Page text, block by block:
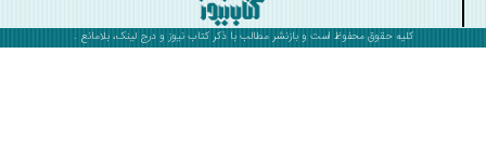
کلیه حقوق محفوظ است و بازنشر مطالب با ذکرکتاب نیوزو درج لینک، بلامانع .